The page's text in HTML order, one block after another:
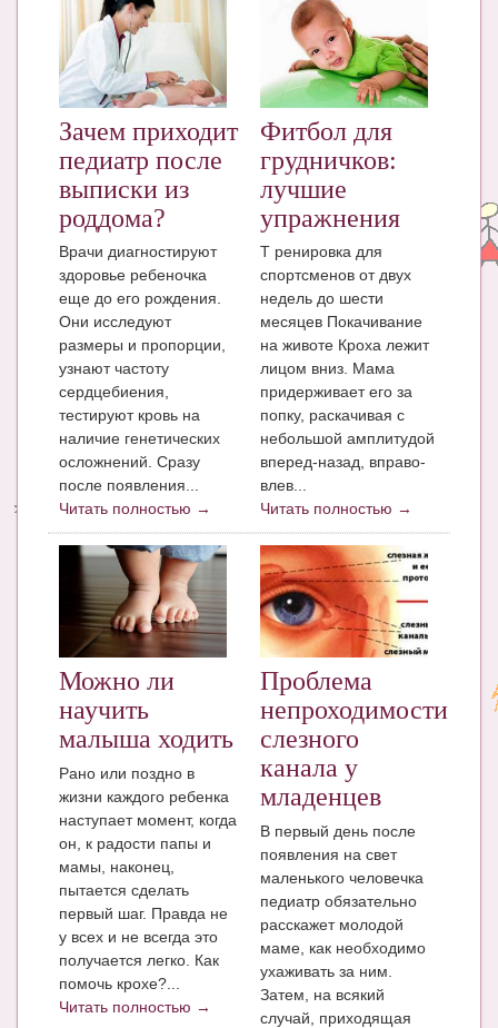
Блог Администратора
О проекте
Сотрудничество. Авторам
Зачем приходит
педиатр после
выписки из
роддома?
Врачи диагностируют
здоровье ребеночка
еще до его рождения.
Они исследуют
размеры и пропорции,
узнают частоту
сердцебиения,
тестируют кровь на
наличие генетических
осложнений. Сразу
после появления...
Читать полностью →
Фитбол для
грудничков:
лучшие
упражнения
Т ренировка для
спортсменов от двух
недель до шести
месяцев Покачивание
на животе Кроха лежит
лицом вниз. Мама
придерживает его за
попку, раскачивая с
небольшой амплитудой
вперед-назад, вправо-
влев...
Читать полностью →
Можно ли
научить
малыша ходить
Рано или поздно в
жизни каждого ребенка
наступает момент, когда
он, к радости папы и
мамы, наконец,
пытается сделать
первый шаг. Правда не
у всех и не всегда это
получается легко. Как
помочь крохе?...
Читать полностью →
Проблема
непроходимости
слезного
канала у
младенцев
В первый день после
появления на свет
маленького человечка
педиатр обязательно
расскажет молодой
маме, как необходимо
ухаживать за ним.
Затем, на всякий
случай, приходящая